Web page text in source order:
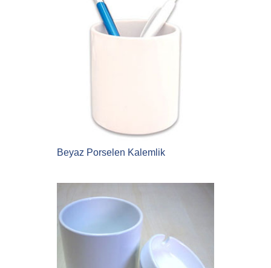
Beyaz Porselen Kalemlik